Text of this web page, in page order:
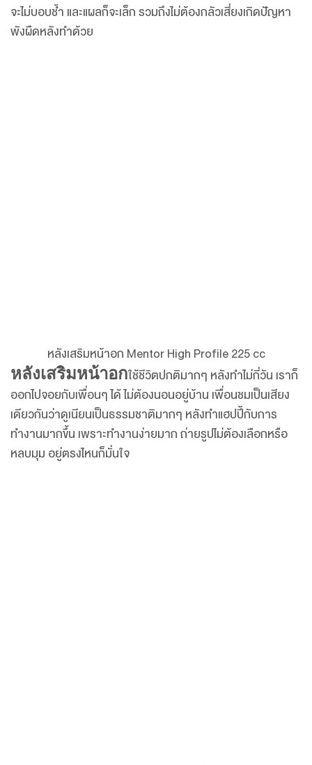
จะไม่บอบช้ำ และแผลก็จะเล็ก รวมถึงไม่ต้องกลัวเสี่ยงเกิดปัญหา
พังผืดหลังทำด้วย
หลังเสริมหน้าอก Mentor High Profile 225 cc
หลังเสริมหน้าอกใช้ชีวิตปกติมากๆ หลังทำไม่กี่วัน เราก็
ออกไปจอยกับเพื่อนๆ ได้ ไม่ต้องนอนอยู่บ้าน เพื่อนชมเป็นเสียง
เดียวกันว่าดูเนียนเป็นธรรมชาติมากๆ หลังทำแฮปปี้กับการ
ทำงานมากขึ้น เพราะทำงานง่ายมาก ถ่ายรูปไม่ต้องเลือกหรือ
หลบมุม อยู่ตรงไหนก็มั่นใจ